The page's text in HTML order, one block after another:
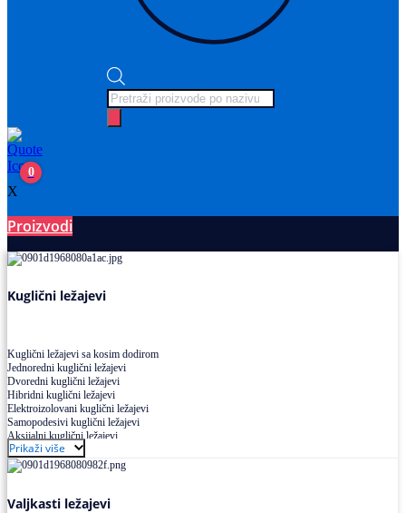
Products
search
0
X
Proizvodi
Kuglični ležajevi
Kuglični ležajevi sa kosim dodirom
Jednoredni kuglični ležajevi
Dvoredni kuglični ležajevi
Hibridni kuglični ležajevi
Elektroizolovani kuglični ležajevi
Samopodesivi kuglični ležajevi
Aksijalni kuglični ležajevi
Kuglični ležajevi od nerđajućeg čelika
Prikaži više
Valjkasti ležajevi